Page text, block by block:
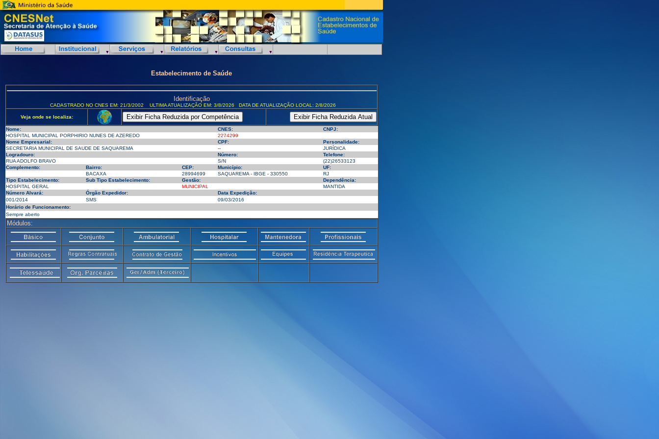
Estabelecimento de Saúde
Identificação
CADASTRADO NO CNES EM: 21/3/2002 ULTIMA ATUALIZAÇÃO EM: 3/8/2026 DATA DE ATUALIZAÇÃO LOCAL: 2/8/2026
Veja onde se localiza:
Nome: CNES:
CNPJ:
HOSPITAL MUNICIPAL PORPHIRIO NUNES DE AZEREDO
2274299
Nome Empresarial:
CPF:
Personalidade:
SECRETARIA MUNICIPAL DE SAUDE DE SAQUAREMA
--
JURÍDICA
Logradouro:
Número:
Telefone:
RUA ADOLFO BRAVO
S/N
(22)26533123
Complemento:
Bairro: CEP: Município:
UF:
BACAXA
28994699 SAQUAREMA - IBGE - 330550
RJ
Tipo Estabelecimento:
Sub Tipo Estabelecimento: Gestão:
Dependência:
HOSPITAL GERAL
MUNICIPAL
MANTIDA
Número Alvará:
Órgão Expedidor:
Data Expedição:
001/2014
SMS
09/03/2016
Horário de Funcionamento:
Sempre aberto
Módulos: